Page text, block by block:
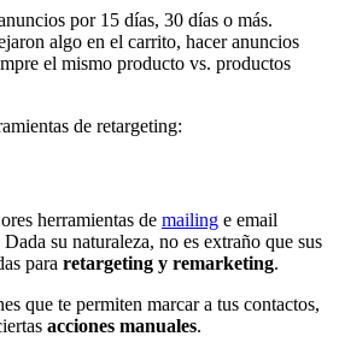
por 15 días, 30 días o más.
algo en el carrito, hacer anuncios
el mismo producto vs. productos
de retargeting:
herramientas de mailing e email
su naturaleza, no es extraño que sus
para retargeting y remarketing.
que te permiten marcar a tus contactos,
acciones manuales.